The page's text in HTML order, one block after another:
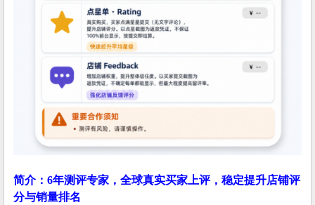
简介：6年测评专家，全球真实买家上评，稳定提升店铺评
分与销量排名